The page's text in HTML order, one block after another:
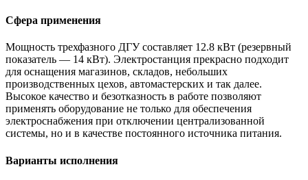
Сфера применения
Мощность трехфазного ДГУ составляет 12.8 кВт (резервный
показатель — 14 кВт). Электростанция прекрасно подходит
для оснащения магазинов, складов, небольших
производственных цехов, автомастерских и так далее.
Высокое качество и безотказность в работе позволяют
применять оборудование не только для обеспечения
электроснабжения при отключении централизованной
системы, но и в качестве постоянного источника питания.
Варианты исполнения